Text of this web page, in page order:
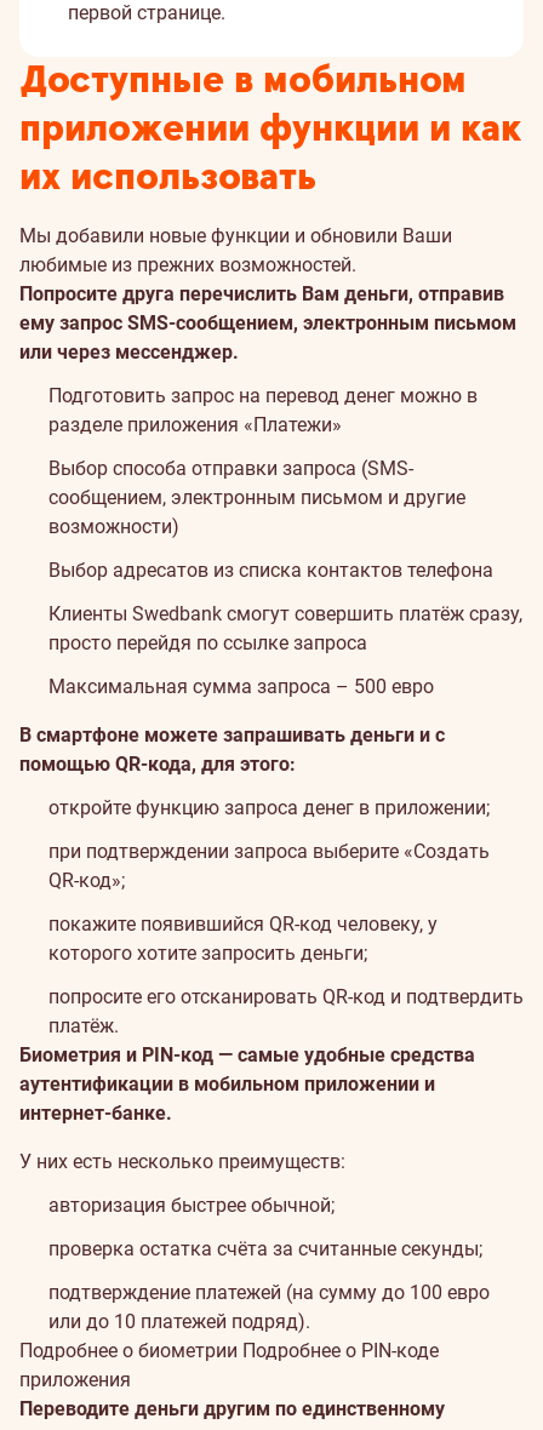
первой странице.
Доступные в мобильном
приложении функции и как
их использовать
Мы добавили новые функции и обновили Ваши
любимые из прежних возможностей.
Попросите друга перечислить Вам деньги, отправив
ему запрос SMS-сообщением, электронным письмом
или через мессенджер.
Подготовить запрос на перевод денег можно в
разделе приложения «Платежи»
Выбор способа отправки запроса (SMS-
сообщением, электронным письмом и другие
возможности)
Выбор адресатов из списка контактов телефона
Клиенты Swedbank смогут совершить платёж сразу,
просто перейдя по ссылке запроса
Максимальная сумма запроса – 500 евро
В смартфоне можете запрашивать деньги и с
помощью QR-кода, для этого:
откройте функцию запроса денег в приложении;
при подтверждении запроса выберите «Создать
QR-код»;
покажите появившийся QR-код человеку, у
которого хотите запросить деньги;
попросите его отсканировать QR-код и подтвердить
платёж.
Биометрия и PIN-код — самые удобные средства
аутентификации в мобильном приложении и
интернет-банке.
У них есть несколько преимуществ:
авторизация быстрее обычной;
проверка остатка счёта за считанные секунды;
подтверждение платежей (на сумму до 100 евро
или до 10 платежей подряд).
Подробнее о биометрии Подробнее о PIN-коде
приложения
Переводите деньги другим по единственному